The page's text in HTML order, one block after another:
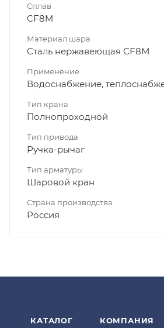
Сплав
CF8M
Материал шара
Сталь нержавеющая СF8М
Применение
Водоснабжение,
Тип крана
Полнопроходной
Тип привода
Ручка-рычаг
Тип арматуры
Шаровой кран
Страна производства
Россия
КАТАЛОГ КОМПАНИЯ